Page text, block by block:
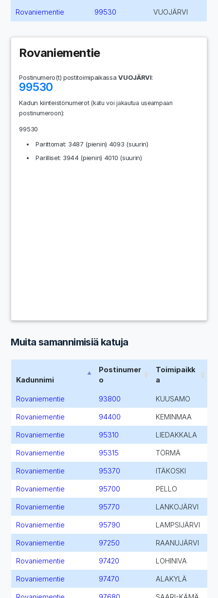
Rovaniementie 99530 VUOJÄRVI
Rovaniementie
Postinumero(t) postitoimipaikassaVUOJÄRVI:
99530
Kadun kiinteistönumerot(katu voi jakautua useampaan
postinumeroon):
99530
Parittomat: 3487 (pienin) 4093 (suurin)
Parilliset: 3944 (pienin) 4010 (suurin)
Muita samannimisiä katuja
Kadunnimi
Postinumer
o
Toimipaikk
a
Rovaniementie 93800 KUUSAMO
Rovaniementie 94400 KEMINMAA
Rovaniementie 95310 LIEDAKKALA
Rovaniementie 95315 TÖRMÄ
Rovaniementie 95370 ITÄKOSKI
Rovaniementie 95700 PELLO
Rovaniementie 95770 LANKOJÄRVI
Rovaniementie 95790 LAMPSIJÄRVI
Rovaniementie 97250 RAANUJÄRVI
Rovaniementie 97420 LOHINIVA
Rovaniementie 97470 ALAKYLÄ